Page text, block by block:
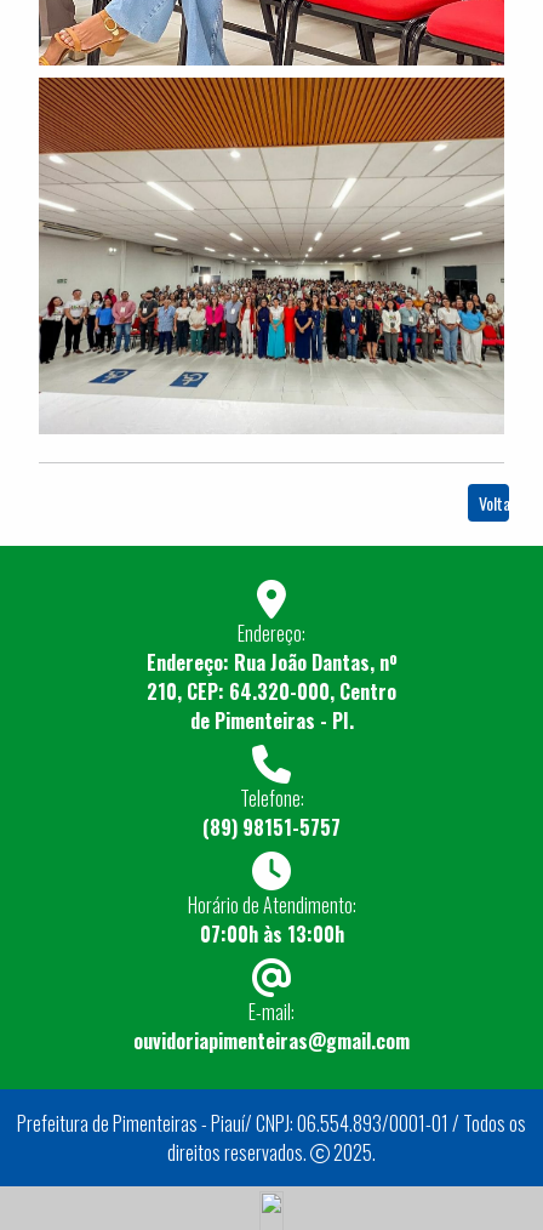
Voltar
Endereço:
Endereço: Rua João Dantas, nº
210, CEP: 64.320-000, Centro
de Pimenteiras - PI.
Telefone:
(89) 98151-5757
Horário de Atendimento:
07:00h às 13:00h
E-mail:
ouvidoriapimenteiras@gmail.com
Prefeitura de Pimenteiras - Piauí/ CNPJ: 06.554.893/0001-01 / Todos os
direitos reservados.
2025.